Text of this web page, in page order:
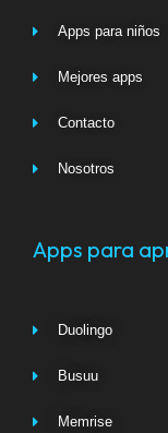
Apps para niños
Mejores apps
Contacto
Nosotros
Apps para
Duolingo
Busuu
Memrise